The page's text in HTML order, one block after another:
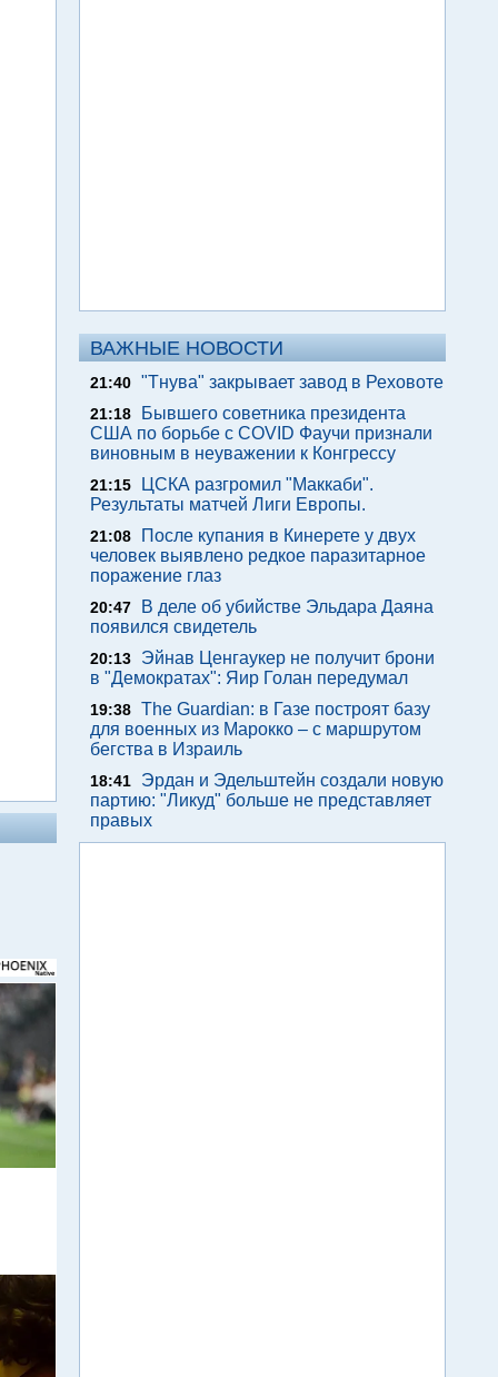
ВАЖНЫЕ НОВОСТИ
21:40 "Тнува" закрывает завод в Реховоте
21:18
Бывшего советника президента
США по борьбе с COVID Фаучи признали
виновным в неуважении к Конгрессу
21:15
ЦСКА разгромил "Маккаби".
Результаты матчей Лиги Европы.
21:08
После купания в Кинерете у двух
человек выявлено редкое паразитарное
поражение глаз
20:47
В деле об убийстве Эльдара Даяна
появился свидетель
20:13
Эйнав Ценгаукер не получит брони
в "Демократах": Яир Голан передумал
19:38 The Guardian: в Газе построят базу
для военных из Марокко – с маршрутом
бегства в Израиль
18:41
Эрдан и Эдельштейн создали новую
партию: "Ликуд" больше не представляет
правых